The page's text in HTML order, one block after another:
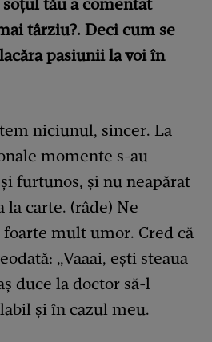
tău a comentat
târziu?. Deci cum se
pasiunii la voi în
niciunul, sincer. La
momente s-au
furtunos, și nu neapărat
la carte. (râde) Ne
mult umor. Cred că
„Vaaai, ești steaua
duce la doctor să-l
și în cazul meu.